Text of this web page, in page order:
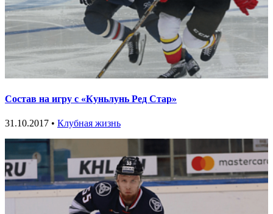
Состав на игру с «Куньлунь Ред Стар»
31.10.2017 • Клубная жизнь